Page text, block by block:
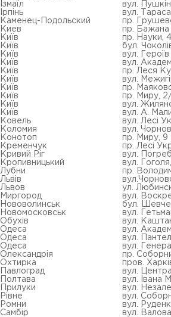
Ізмаїл
вул.
Ірпінь
вул.
Каменец-Подольский
пр.
Киев
пр. Бажана
Київ
пр. Науки,
Київ
бул.
Київ
вул.
Київ
вул.
Київ
пр. Леся
Київ
вул.
Київ
пр.
Київ
пр. Миру,
Київ
вул.
Київ
вул. А.
Ковель
вул. Лесі
Коломия
вул.
Конотоп
пр. Миру, 9
Кременчук
пр. Лесі
Кривий Ріг
вул.
Кропивницький
вул.
Лубни
пр.
Львів
Львов
ул.
Миргород
вул.
Нововолинськ
бул.
Новомосковськ
вул.
Обухів
вул.
Одеса
вул.
Одеса
вул.
Одеса
вул.
Олександрія
пр.
Охтирка
пров.
Павлоград
вул.
Полтава
вул. Івана
Прилуки
вул.
Рівне
вул.
Ромни
вул.
Самбір
вул.